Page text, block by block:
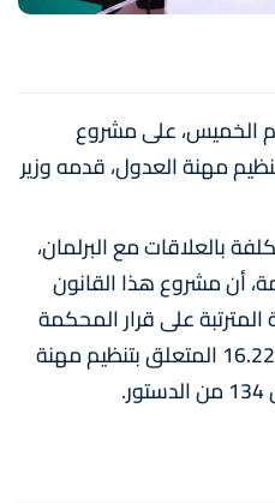
الخميس، على مشروع
يتعلق بتنظيم مهنة العدول، قدمه وزير
بالعلاقات مع البرلمان،
أن مشروع هذا القانون
المترتبة على قرار المحكمة
الدستورية بشأن القانون رقم 16.22 المتعلق بتنظيم مهنة